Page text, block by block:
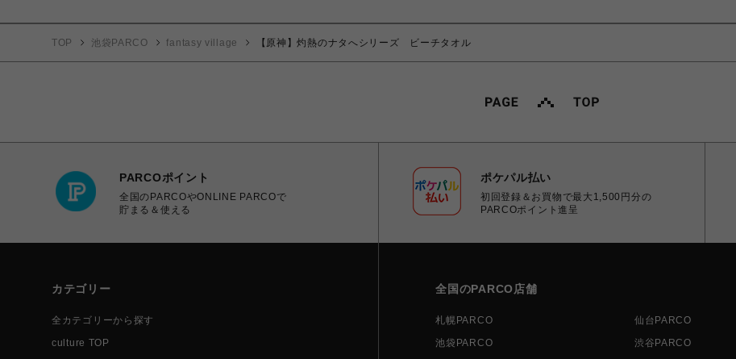
TOP 池袋PARCO fantasy village 【原神】灼熱のナタへシリーズ ビーチタオル
PARCOポイント
全国のPARCOやONLINE PARCOで
貯まる＆使える
ポケパル払い
初回登録＆お買物で最大1,500円分の
PARCOポイント進呈
カテゴリー
全カテゴリーから探す
culture TOP
全国のPARCO店舗
札幌PARCO 仙台PARCO
池袋PARCO
渋谷PARCO